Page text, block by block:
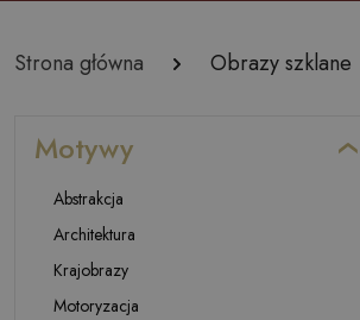
Strona główna Obrazy szklane
Motywy
Abstrakcja
Architektura
Krajobrazy
Motoryzacja